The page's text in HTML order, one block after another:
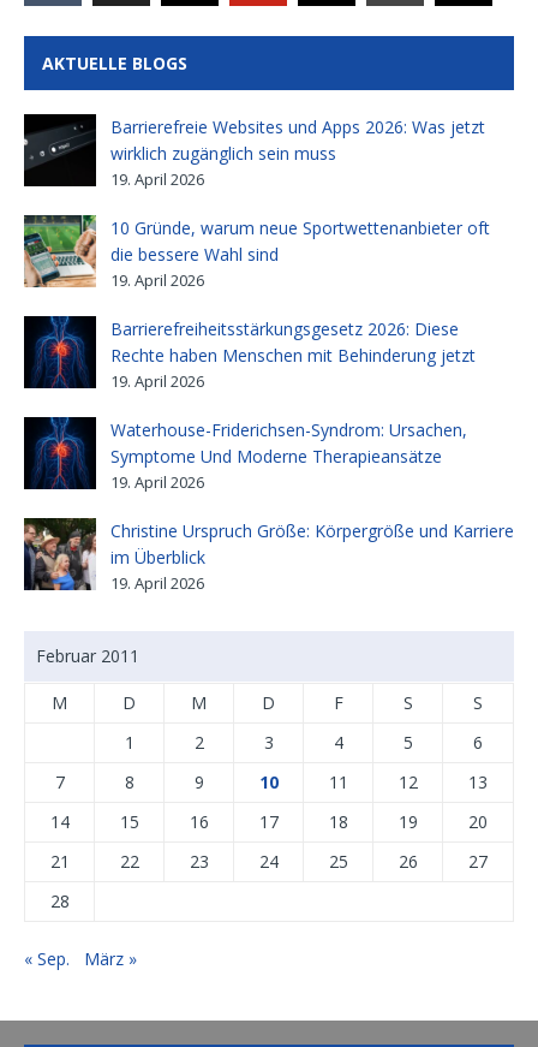
AKTUELLE BLOGS
Barrierefreie Websites und Apps 2026: Was jetzt
wirklich zugänglich sein muss
19. April 2026
10 Gründe, warum neue Sportwettenanbieter oft
die bessere Wahl sind
19. April 2026
Barrierefreiheitsstärkungsgesetz 2026: Diese
Rechte haben Menschen mit Behinderung jetzt
19. April 2026
Waterhouse-Friderichsen-Syndrom: Ursachen,
Symptome Und Moderne Therapieansätze
19. April 2026
Christine Urspruch Größe: Körpergröße und Karriere
im Überblick
19. April 2026
Februar 2011
M D M D F S
S
1
2 3 4 5
6
7
8 9 10 11 12
13
14
15 16 17 18 19
20
21
22 23 24 25 26
27
28
« Sep. März »